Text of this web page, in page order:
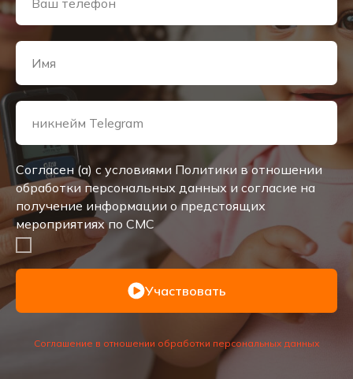
Согласен (а) с условиями Политики в отношении
обработки персональных данных и согласие на
получение информации о предстоящих
мероприятиях по СМС
Участвовать
Соглашение в отношении обработки персональных данных